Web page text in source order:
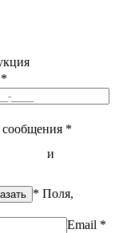
*
сообщения *
и
* Поля,
Email *